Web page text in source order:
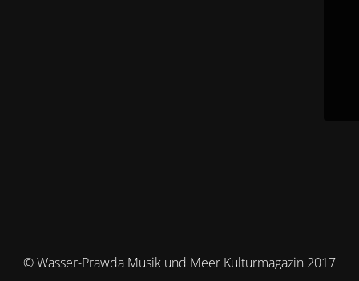
© Wasser-Prawda Musik und Meer Kulturmagazin 2017